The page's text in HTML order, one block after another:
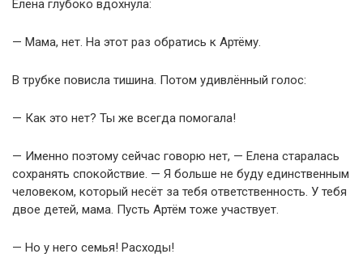
Елена глубоко вдохнула:
— Мама, нет. На этот раз обратись к Артёму.
В трубке повисла тишина. Потом удивлённый голос:
— Как это нет? Ты же всегда помогала!
— Именно поэтому сейчас говорю нет, — Елена старалась
сохранять спокойствие. — Я больше не буду единственным
человеком, который несёт за тебя ответственность. У тебя
двое детей, мама. Пусть Артём тоже участвует.
— Но у него семья! Расходы!